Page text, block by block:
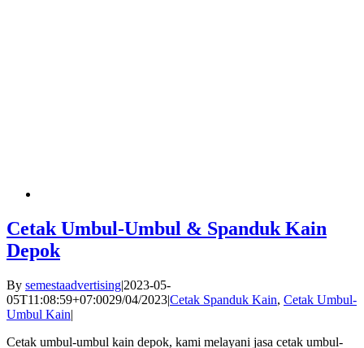
Cetak Umbul-Umbul & Spanduk Kain
Depok
By semestaadvertising|2023-05-
05T11:08:59+07:0029/04/2023|Cetak Spanduk Kain, Cetak Umbul-
Umbul Kain|
Cetak umbul-umbul kain depok, kami melayani jasa cetak umbul-